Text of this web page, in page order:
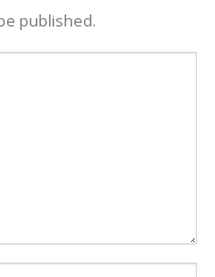
published.